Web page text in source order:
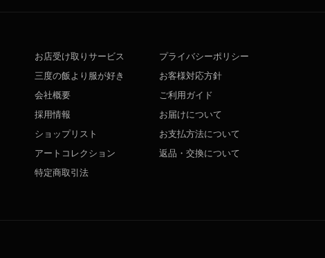
お店受け取りサービス
三度の飯より服が好き
会社概要
採用情報
ショップリスト
アートコレクション
特定商取引法
プライバシーポリシー
お客様対応方針
ご利用ガイド
お届けについて
お支払方法について
返品・交換について